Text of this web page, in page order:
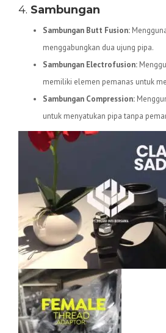
4. Sambungan
Sambungan Butt Fusion:
menggabungkan dua ujung pipa.
Sambungan Electrofusion:
memiliki elemen pemanas untuk
Sambungan Compression:
untuk menyatukan pipa tanpa